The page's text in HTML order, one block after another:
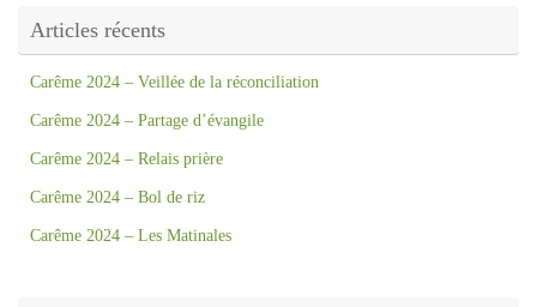
Articles récents
Carême 2024 – Veillée de la réconciliation
Carême 2024 – Partage d’évangile
Carême 2024 – Relais prière
Carême 2024 – Bol de riz
Carême 2024 – Les Matinales